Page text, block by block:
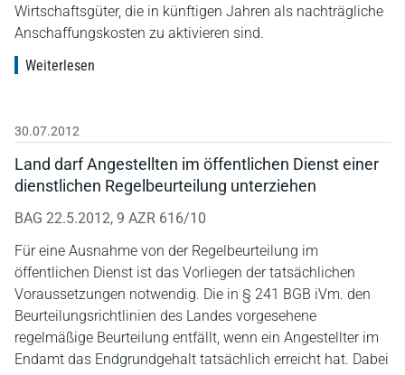
Wirtschaftsgüter, die in künftigen Jahren als nachträgliche
Anschaffungskosten zu aktivieren sind.
Weiterlesen
30.07.2012
Land darf Angestellten im öffentlichen Dienst einer
dienstlichen Regelbeurteilung unterziehen
BAG 22.5.2012, 9 AZR 616/10
Für eine Ausnahme von der Regelbeurteilung im
öffentlichen Dienst ist das Vorliegen der tatsächlichen
Voraussetzungen notwendig. Die in § 241 BGB iVm. den
Beurteilungsrichtlinien des Landes vorgesehene
regelmäßige Beurteilung entfällt, wenn ein Angestellter im
Endamt das Endgrundgehalt tatsächlich erreicht hat. Dabei